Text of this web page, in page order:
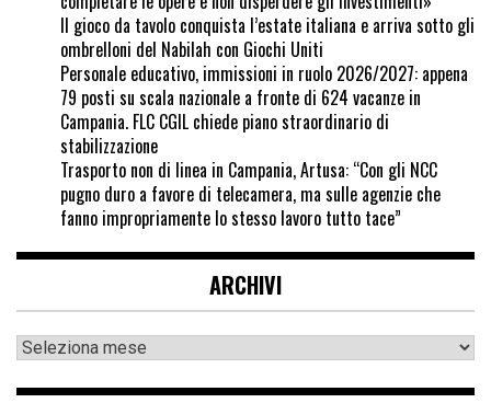
Il gioco da tavolo conquista l’estate italiana e arriva sotto gli
ombrelloni del Nabilah con Giochi Uniti
Personale educativo, immissioni in ruolo 2026/2027: appena
79 posti su scala nazionale a fronte di 624 vacanze in
Campania. FLC CGIL chiede piano straordinario di
stabilizzazione
Trasporto non di linea in Campania, Artusa: “Con gli NCC
pugno duro a favore di telecamera, ma sulle agenzie che
fanno impropriamente lo stesso lavoro tutto tace”
ARCHIVI